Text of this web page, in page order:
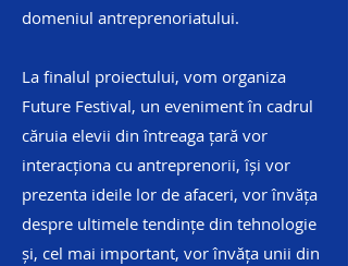
domeniul antreprenoriatului.
La finalul proiectului, vom organiza
Future Festival, un eveniment în cadrul
căruia elevii din întreaga țară vor
interacționa cu antreprenorii, își vor
prezenta ideile lor de afaceri, vor învăța
despre ultimele tendințe din tehnologie
și, cel mai important, vor învăța unii din